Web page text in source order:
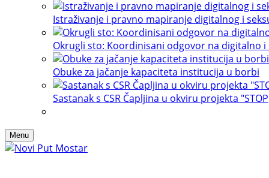
Istraživanje i pravno mapiranje digitalnog i
Okrugli sto: Koordinisani odgovor na digitalno i
Obuke za jačanje kapaciteta institucija u borbi
Sastanak s CSR Čapljina u okviru projekta "STOP
Menu